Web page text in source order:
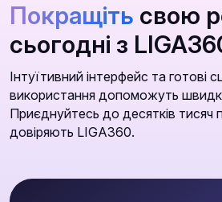
Покращіть свою
сьогодні з
Інтуїтивний інтерфейс та готові
використання допоможуть
Приєднуйтесь до десятків тисяч
довіряють LIGA360.